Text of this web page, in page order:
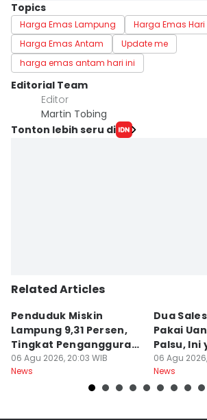
Topics
Harga Emas Lampung
Harga Emas Hari
Harga Emas Antam
Update me
harga emas antam hari ini
Editorial Team
Editor
Martin Tobing
Tonton lebih seru di
Related Articles
Penduduk Miskin
Lampung 9,31 Persen,
Tingkat Pengangguran
Terbuka Naik
06 Agu 2026, 20:03 WIB
News
Dua
Pakai
Palsu, Ini
06 Agu
News